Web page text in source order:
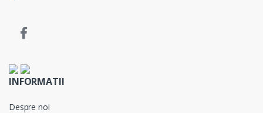
INFORMATII
Despre noi